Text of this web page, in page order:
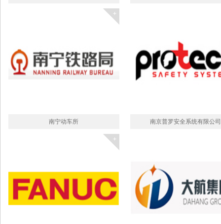
南宁动车所 南京普罗安全系统有限公司